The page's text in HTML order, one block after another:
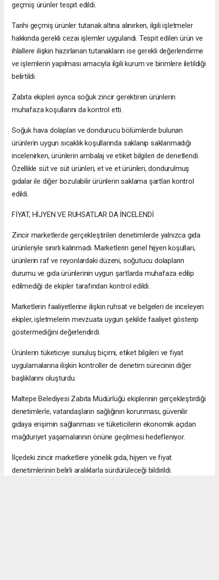
geçmiş ürünler tespit edildi.
Tarihi geçmiş ürünler tutanak altına alınırken, ilgili işletmeler
hakkında gerekli cezai işlemler uygulandı. Tespit edilen ürün ve
ihlallere ilişkin hazırlanan tutanakların ise gerekli değerlendirme
ve işlemlerin yapılması amacıyla ilgili kurum ve birimlere iletildiği
belirtildi.
Zabıta ekipleri ayrıca soğuk zincir gerektiren ürünlerin
muhafaza koşullarını da kontrol etti.
Soğuk hava dolapları ve dondurucu bölümlerde bulunan
ürünlerin uygun sıcaklık koşullarında saklanıp saklanmadığı
incelenirken, ürünlerin ambalaj ve etiket bilgileri de denetlendi.
Özellikle süt ve süt ürünleri, et ve et ürünleri, dondurulmuş
gıdalar ile diğer bozulabilir ürünlerin saklama şartları kontrol
edildi.
FİYAT, HİJYEN VE RUHSATLAR DA İNCELENDİ
Zincir marketlerde gerçekleştirilen denetimlerde yalnızca gıda
ürünleriyle sınırlı kalınmadı. Marketlerin genel hijyen koşulları,
ürünlerin raf ve reyonlardaki düzeni, soğutucu dolapların
durumu ve gıda ürünlerinin uygun şartlarda muhafaza edilip
edilmediği de ekipler tarafından kontrol edildi.
Marketlerin faaliyetlerine ilişkin ruhsat ve belgeleri de inceleyen
ekipler, işletmelerin mevzuata uygun şekilde faaliyet gösterip
göstermediğini değerlendirdi.
Ürünlerin tüketiciye sunuluş biçimi, etiket bilgileri ve fiyat
uygulamalarına ilişkin kontroller de denetim sürecinin diğer
başlıklarını oluşturdu.
Maltepe Belediyesi Zabıta Müdürlüğü ekiplerinin gerçekleştirdiği
denetimlerle, vatandaşların sağlığının korunması, güvenilir
gıdaya erişimin sağlanması ve tüketicilerin ekonomik açıdan
mağduriyet yaşamalarının önüne geçilmesi hedefleniyor.
İlçedeki zincir marketlere yönelik gıda, hijyen ve fiyat
denetimlerinin belirli aralıklarla sürdürüleceği bildirildi.